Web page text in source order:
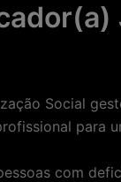
Social
para
com